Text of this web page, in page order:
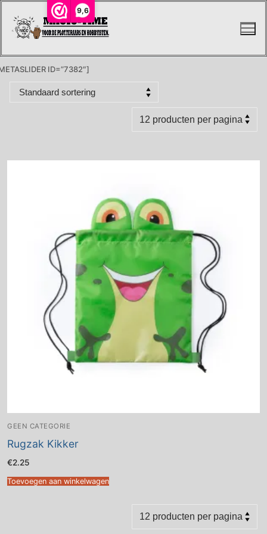
9,6
naar
ID=”7382″]
GEEN CATEGORIE
Rugzak Kikker
€2.25
Toevoegen aan winkelwagen